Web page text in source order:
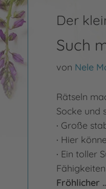
Der
Such
von Nele
Rätseln
Socke und
· Große
· Hier
· Ein toller
Fähigkeiten
Fröhlicher